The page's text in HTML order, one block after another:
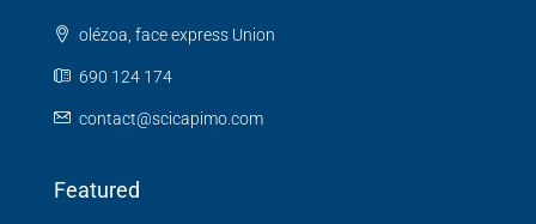
olézoa, face express Union
690 124 174
contact@scicapimo.com
Featured